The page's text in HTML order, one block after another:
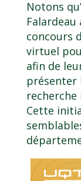
Notons
Falardeau
concours
virtuel
afin de
présenter
Cette